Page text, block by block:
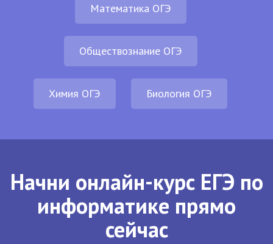
Математика ОГЭ
Обществознание ОГЭ
Химия ОГЭ Биология ОГЭ
Начни онлайн-курс ЕГЭ по
информатике прямо
сейчас